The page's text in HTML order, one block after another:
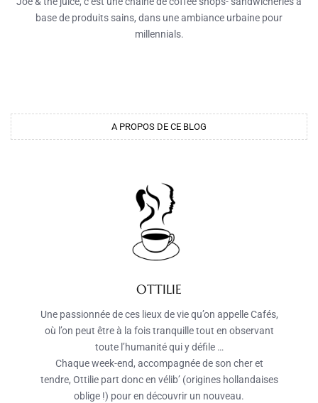
base de produits sains, dans une ambiance urbaine pour
millennials.
A PROPOS DE CE BLOG
OTTILIE
Une passionnée de ces lieux de vie qu’on appelle Cafés,
où l’on peut être à la fois tranquille tout en observant
toute l’humanité qui y défile …
Chaque week-end, accompagnée de son cher et
tendre, Ottilie part donc en vélib’ (origines hollandaises
oblige !) pour en découvrir un nouveau.